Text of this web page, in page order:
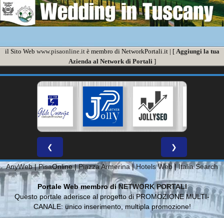
il Sito Web www.pisaonline.itè membro di NetworkPortali.it | [ Aggiungi la tua
Azienda al Network di Portali ]
❮ ❯
AnyWeb|PisaOnline |Piazza Armerina|Hotels Web|Italia Search
Portale Web membro diNETWORK PORTALI
Questo portale aderisce al progetto di PROMOZIONE MULTI-
CANALE: unico inserimento, multipla promozione!